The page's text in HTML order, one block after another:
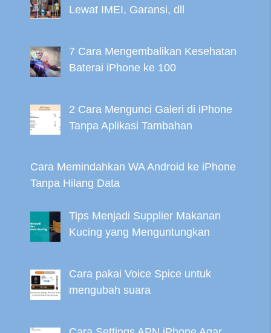
Lewat IMEI, Garansi, dll
7 Cara Mengembalikan Kesehatan
Baterai iPhone ke 100
2 Cara Mengunci Galeri di iPhone
Tanpa Aplikasi Tambahan
Cara Memindahkan WA Android ke iPhone
Tanpa Hilang Data
Tips Menjadi Supplier Makanan
Kucing yang Menguntungkan
Cara pakai Voice Spice untuk
mengubah suara